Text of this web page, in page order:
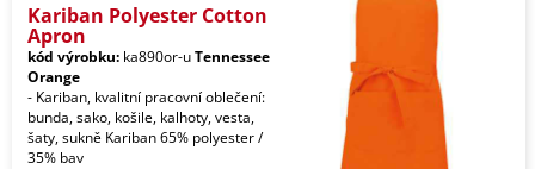
Kariban Polyester Cotton
Apron
kód výrobku: ka890or-uTennessee
Orange
- Kariban, kvalitní pracovní oblečení:
bunda, sako, košile, kalhoty, vesta,
šaty, sukně Kariban 65% polyester /
35% bav